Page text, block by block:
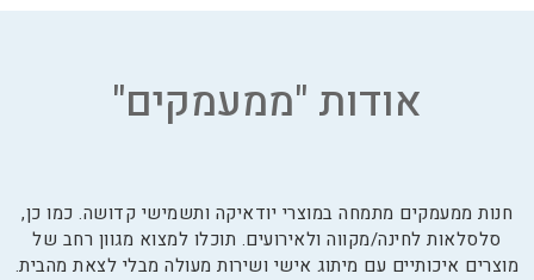
אודות "ממעמקים"
חנות ממעמקים מתמחה במוצרי יודאיקה ותשמישי קדושה. כמו כן,
סלסלאות לחינה/מקווה ולאירועים. תוכלו למצוא מגוון רחב של
מוצרים איכותיים עם מיתוג אישי ושירות מעולה מבלי לצאת מהבית.